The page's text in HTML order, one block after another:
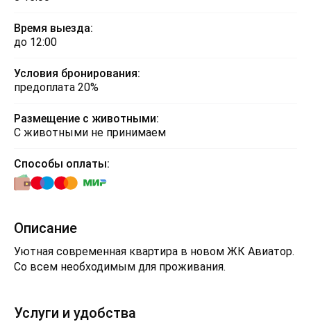
Время выезда:
до 12:00
Условия бронирования:
предоплата 20%
Размещение с животными:
С животными не принимаем
Способы оплаты:
Описание
Уютная современная квартира в новом ЖК Авиатор.
Со всем необходимым для проживания.
Услуги и удобства